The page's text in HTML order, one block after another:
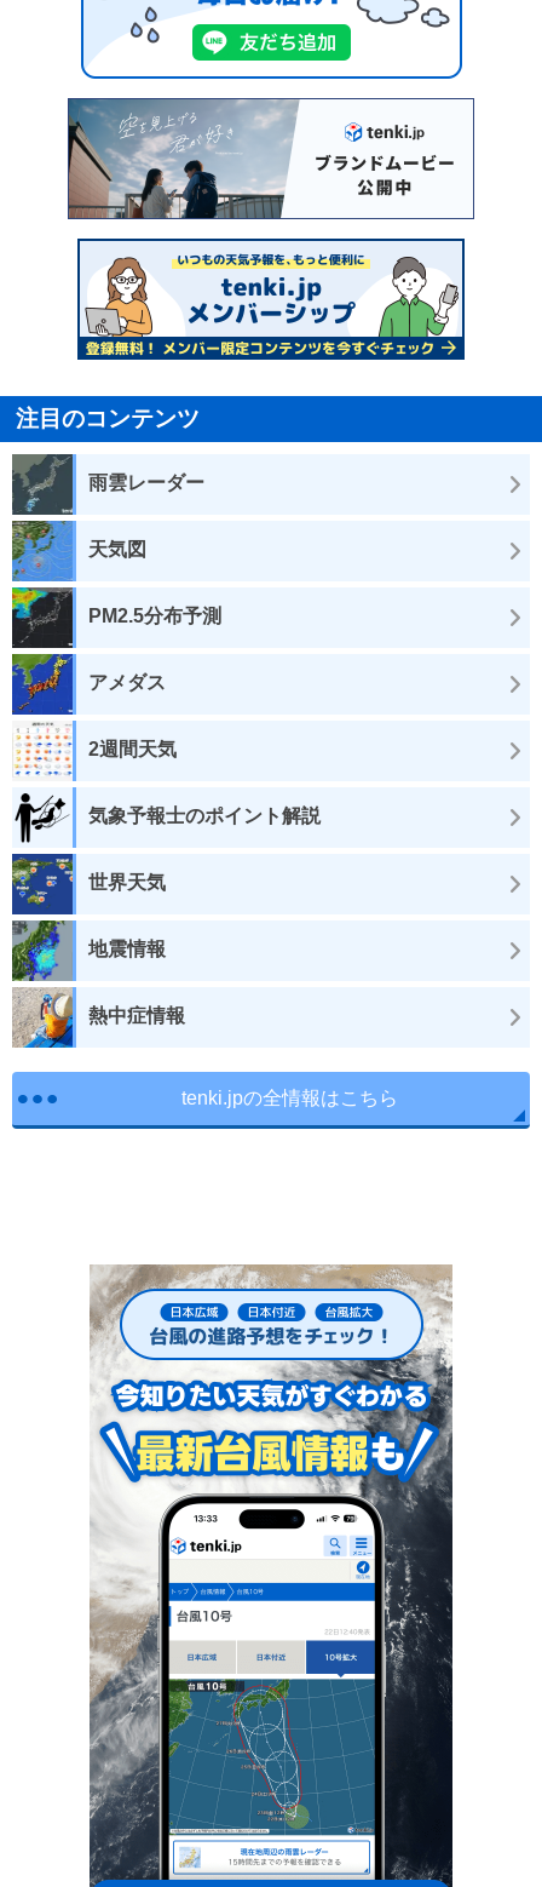
注目のコンテンツ
雨雲レーダー
天気図
PM2.5分布予測
アメダス
2週間天気
気象予報士のポイント解説
世界天気
地震情報
熱中症情報
tenki.jpの全情報はこちら